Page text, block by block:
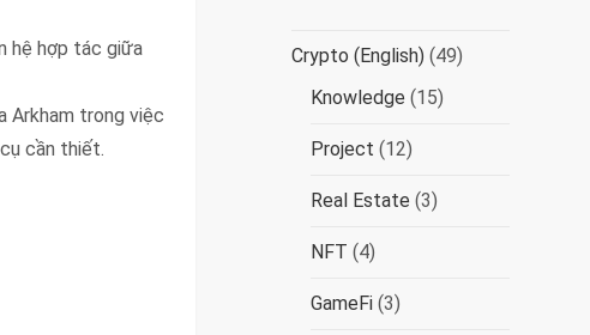
hệ hợp tác giữa
Arkham trong việc
cần thiết.
Crypto (English) (49)
Knowledge (15)
Project (12)
Real Estate (3)
NFT (4)
GameFi (3)